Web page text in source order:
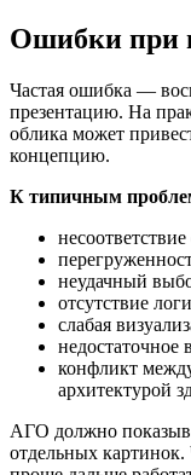
Ошибки при
Частая ошибка —
презентацию. На
облика может
концепцию.
К типичным
неудачный
отсутствие
слабая
недостаточное
конфликт
архитектурой
АГО должно
отдельных